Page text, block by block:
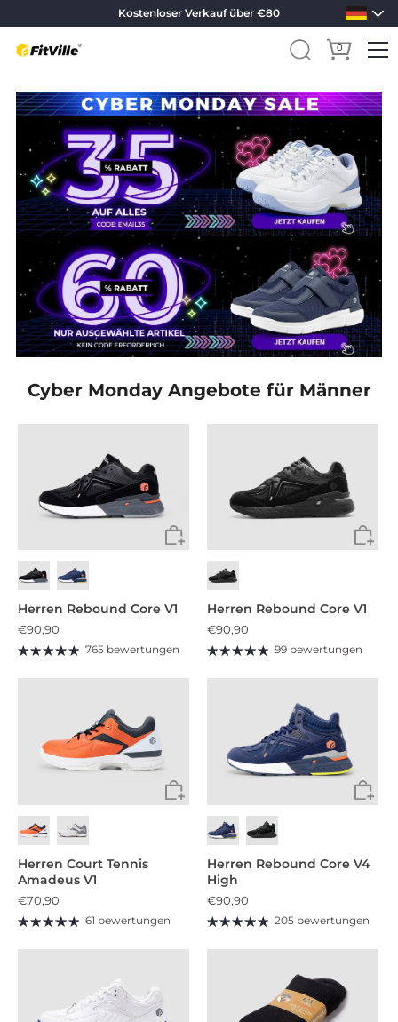
zum
Inhalt
Kostenloser Verkauf über €80
0
Cyber Monday Angebote für Männer
Herren Rebound Core V1
€90,90
765 bewertungen
Herren Rebound Core V1
€90,90
99 bewertungen
Herren Court Tennis
Amadeus V1
€70,90
61 bewertungen
Herren Rebound Core V4
High
€90,90
205 bewertungen